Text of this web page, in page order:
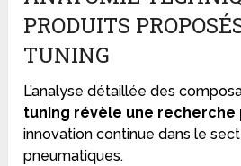
PRODUITS
TUNING
L’analyse détaillée des
tuning révèle une recherche
innovation continue dans le
pneumatiques.